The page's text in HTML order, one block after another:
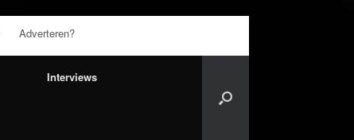
Adverteren?
Interviews